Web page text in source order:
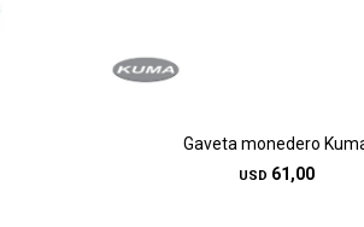
Gaveta monedero
USD 61,00